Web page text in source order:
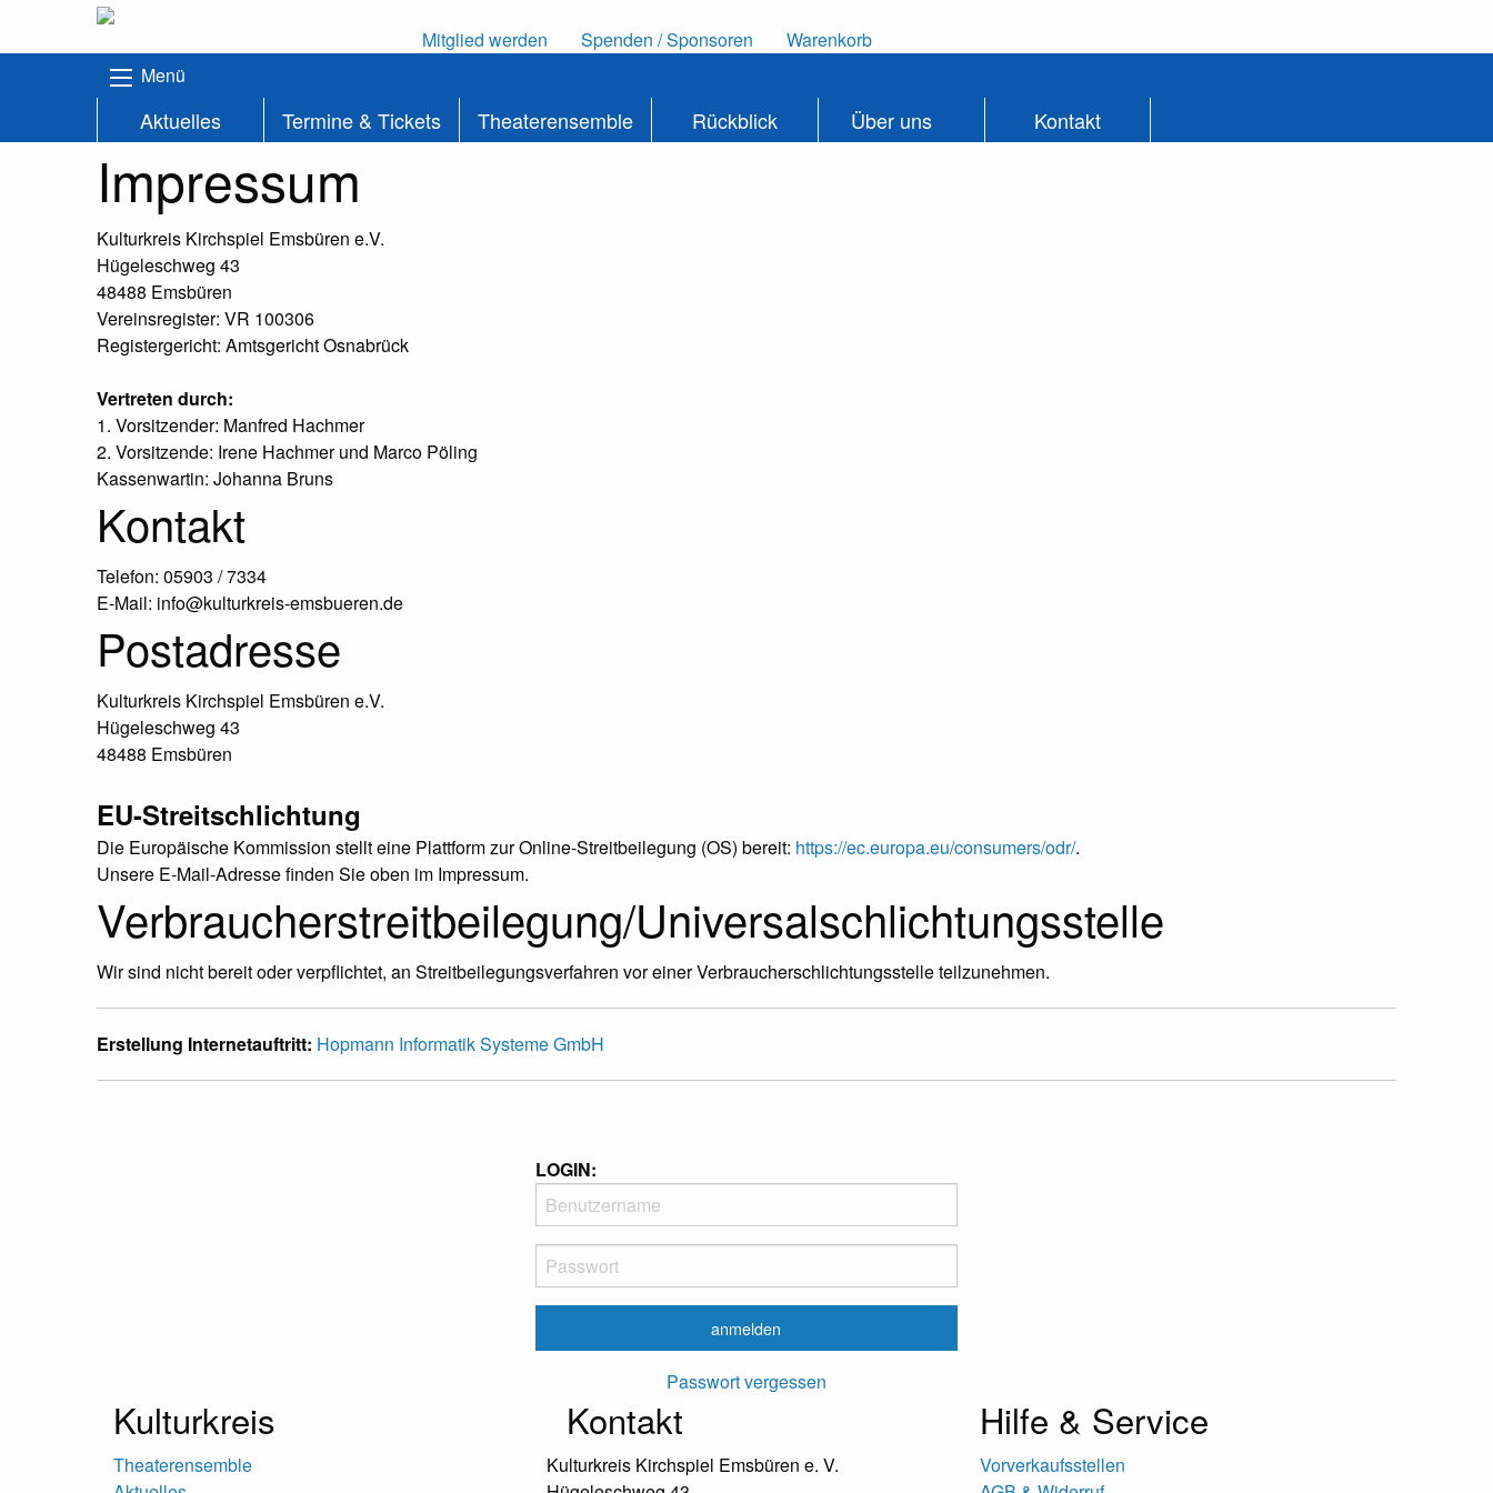
Mitglied werden Spenden / Sponsoren
Warenkorb
Menü
Aktuelles Termine & Tickets Theaterensemble Rückblick Über uns Kontakt
Impressum
Kulturkreis Kirchspiel Emsbüren e.V.
Hügeleschweg 43
48488 Emsbüren
Vereinsregister: VR 100306
Registergericht: Amtsgericht Osnabrück
Vertreten durch:
1. Vorsitzender: Manfred Hachmer
2. Vorsitzende: Irene Hachmer und Marco Pöling
Kassenwartin: Johanna Bruns
Kontakt
Telefon: 05903 / 7334
E-Mail: info@kulturkreis-emsbueren.de
Postadresse
Kulturkreis Kirchspiel Emsbüren e.V.
Hügeleschweg 43
48488 Emsbüren
EU-Streitschlichtung
Die Europäische Kommission stellt eine Plattform zur Online-Streitbeilegung (OS) bereit: https://ec.europa.eu/consumers/odr/.
Unsere E-Mail-Adresse finden Sie oben im Impressum.
Verbraucher­streit­beilegung/Universal­schlichtungs­stelle
Wir sind nicht bereit oder verpflichtet, an Streitbeilegungsverfahren vor einer Verbraucherschlichtungsstelle teilzunehmen.
Erstellung Internetauftritt: Hopmann Informatik Systeme GmbH
LOGIN:
Passwort vergessen
Kulturkreis
Theaterensemble
Kontakt
Kulturkreis Kirchspiel Emsbüren e. V.
Hilfe & Service
Vorverkaufsstellen